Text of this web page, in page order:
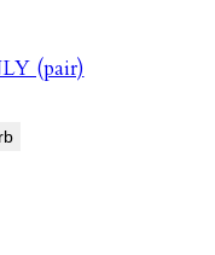
(pair)